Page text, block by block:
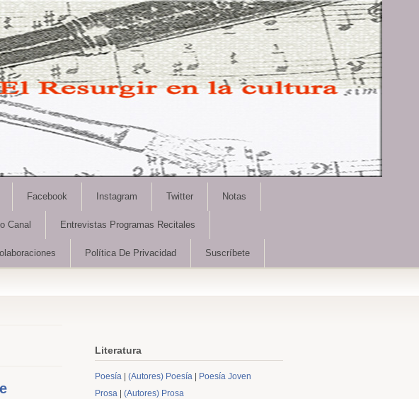
Facebook Instagram Twitter Notas
Canal Entrevistas Programas Recitales
Política De Privacidad Suscríbete
Literatura
Poesía (Autores) Poesía
Poesía Joven
Prosa
(Autores) Prosa